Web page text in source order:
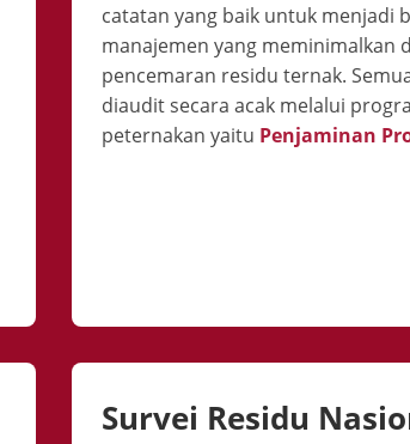
catatan yang baik untuk menjadi
manajemen yang meminimalkan
pencemaran residu ternak.
diaudit secara acak melalui
peternakan yaitu Penjaminan
Survei Residu